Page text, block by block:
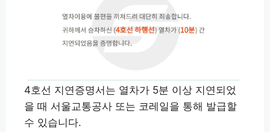
4호선 지연증명서는 열차가 5분 이상 지연되었
을 때 서울교통공사 또는 코레일을 통해 발급할
수 있습니다.